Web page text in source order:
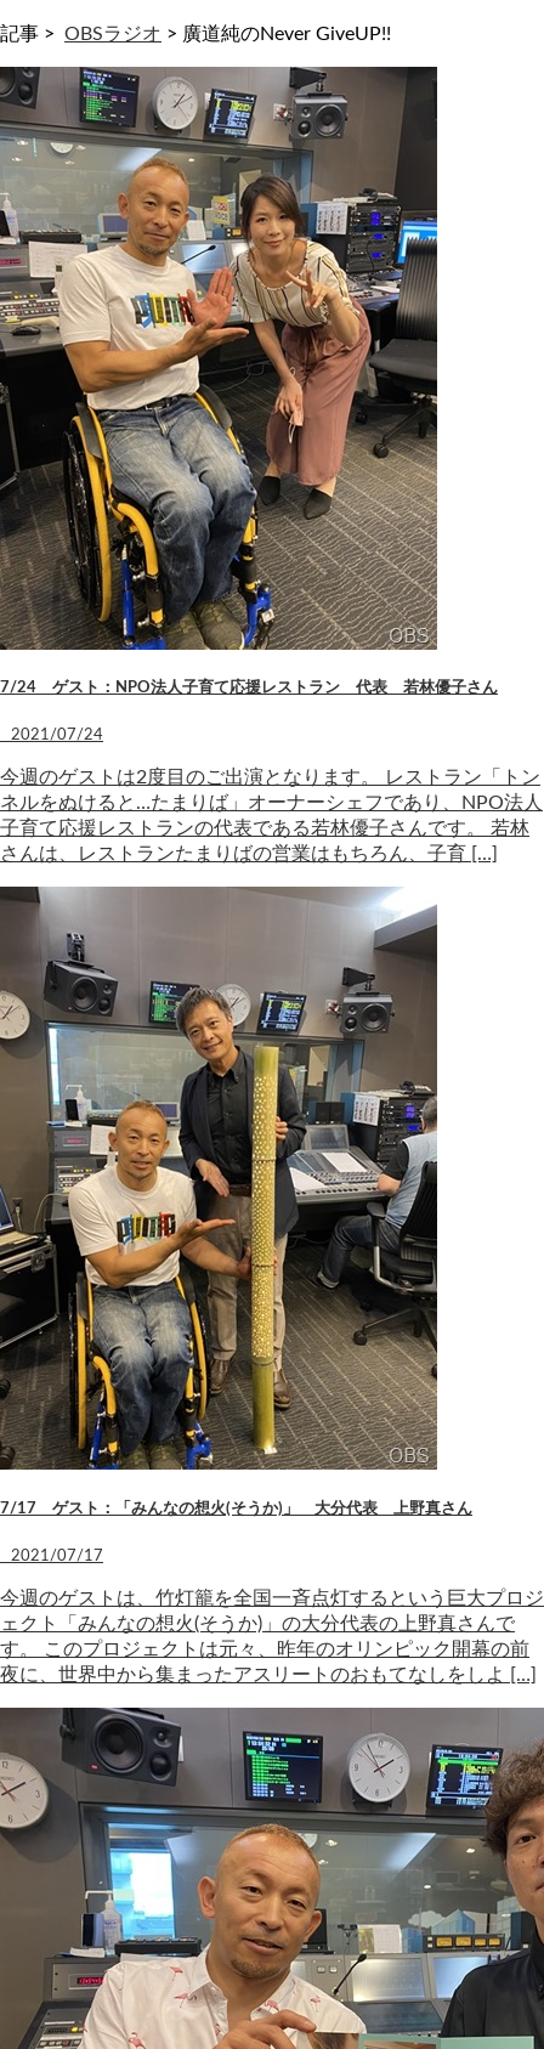
記事 > OBSラジオ > 廣道純のNever GiveUP!!
7/24 ゲスト：NPO法人子育て応援レストラン 代表 若林優子さん
2021/07/24
今週のゲストは2度目のご出演となります。 レストラン「トン
ネルをぬけると…たまりば」オーナーシェフであり、NPO法人
子育て応援レストランの代表である若林優子さんです。 若林
さんは、レストランたまりばの営業はもちろん、子育 […]
7/17 ゲスト：「みんなの想火(そうか)」 大分代表 上野真さん
2021/07/17
今週のゲストは、竹灯籠を全国一斉点灯するという巨大プロジ
ェクト「みんなの想火(そうか)」の大分代表の上野真さんで
す。 このプロジェクトは元々、昨年のオリンピック開幕の前
夜に、世界中から集まったアスリートのおもてなしをしよ […]